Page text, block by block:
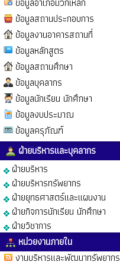
ข้อมูลสถานประกอบการ
ข้อมูลงานอาคารสถานที่
ข้อมูลหลักสูตร
ข้อมูลสถานศึกษา
ข้อมูลบุคลากร
ข้อมูลนักเรียน นักศึกษา
ข้อมูลงบประมาณ
ข้อมูลครุภัณฑ์
ฝ่ายบริหารและบุคลากร
ฝ่ายบริหาร
ฝ่ายบริหารทรัพยากร
ฝ่ายยุทธศาสตร์และแผนงาน
ฝ่ายกิจการนักเรียน นักศึกษา
ฝ่ายวิชาการ
หน่วยงานภายใน
งานบริหารและพัฒนาทรัพยากร